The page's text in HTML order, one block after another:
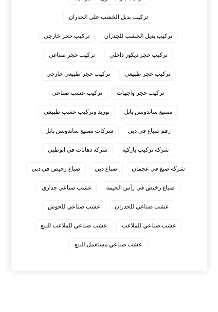
تركيب بديل الخشب على الجدران
تركيب بديل الخشب للجدران تركيب حجر خارجي
تركيب حجر ديكور داخلي تركيب حجر صناعي
تركيب حجر طبيعي تركيب حجر طبيعي خارجي
تركيب حجر واجهات تركيب عشب صناعي
تصنيع ساندوتش بانل توريد وتركيب عشب طبيعي
رقم صباغ في دبي شركات تصنيع ساندوتش بانل
شركة تركيب باركيه شركة دهانات في ابوظبي
شركة صبغ في عجمان صباغ دبي صباغ رخيص في دبي
صباغ رخيص في رأس الخيمة عشب صناعي جداري
عشب صناعي للجدران عشب صناعي للحوش
عشب صناعي للملاعب عشب صناعي للملاعب للبيع
عشب صناعي مستعمل للبيع